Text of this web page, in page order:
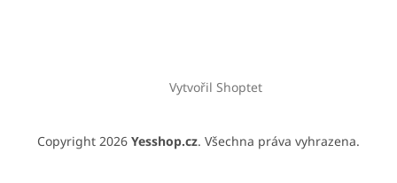
Vytvořil Shoptet
Copyright 2026 Yesshop.cz. Všechna práva vyhrazena.